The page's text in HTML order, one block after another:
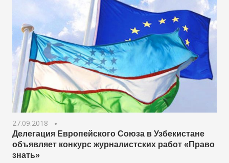
27.09.2018
Делегация Европейского Союза в Узбекистане
объявляет конкурс журналистских работ «Право
знать»